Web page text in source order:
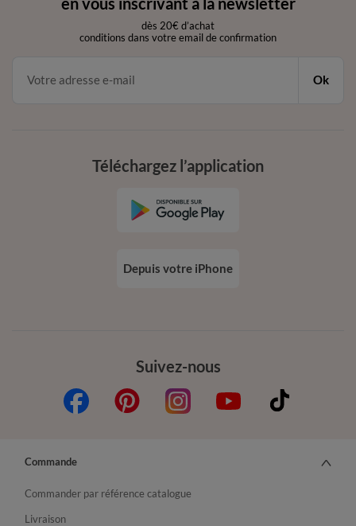
dès 20€ d’achat
conditions dans votre email de confirmation
Ok
Suivez-nous
Téléchargez l’application
Depuis votre iPhone
Commande
Commander par référence catalogue
Livraison